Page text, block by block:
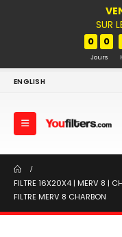
SUR
0 0
Jours
ENGLISH
FILTRE 16X20X4 | MERV 8 |
FILTRE MERV 8 CHARBON